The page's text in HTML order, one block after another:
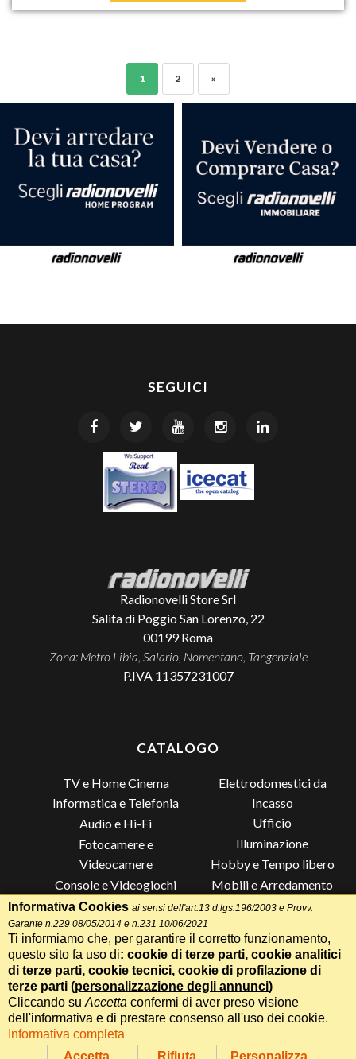
1 2 »
SEGUICI
Radionovelli Store Srl
Salita di Poggio San Lorenzo, 22
00199 Roma
Zona: Metro Libia, Salario, Nomentano, Tangenziale
P.IVA 11357231007
CATALOGO
TV e Home Cinema
Informatica e Telefonia
Audio e Hi-Fi
Fotocamere e
Videocamere
Console e Videogiochi
Piccoli Elettrodomestici
Grandi Elettrodomestici e
Climatizzazione
Elettrodomestici da
Incasso
Ufficio
Illuminazione
Hobby e Tempo libero
Mobili e Arredamento
Lista di Nozze
Termini e Condizioni-Privacy Cookie
Realizzazione siti web Itala
Whatsapp Chiama
Parla con un Assistente AI
Speciale 70 Anni Radionovelli T
Accetta Rifiuta Personalizza
Informativa Cookies ai sensi dell'art.13 d.lgs.196/2003 e Provv.
Garante n.229 08/05/2014 e n.231 10/06/2021
Ti informiamo che, per garantire il corretto funzionamento,
questo sito fa uso di: cookie di terze parti, cookie analitici
di terze parti, cookie tecnici, cookie di profilazione di
terze parti (personalizzazione degli annunci)
Cliccando su Accetta confermi di aver preso visione
dell'informativa e di prestare consenso all'uso dei cookie.
Informativa completa